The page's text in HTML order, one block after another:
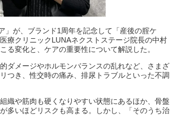
」が、ブランド1周年を記念して「産後の腟ケ
療クリニックLUNAネクストステージ院長の中村
る変化と、ケアの重要性について解説した。
ダメージやホルモンバランスの乱れなど、さまざ
つき、性交時の痛み、排尿トラブルといった不調
織や筋肉も硬くなりやすい状態にあるほか、骨盤
多いほどリスクも高まる。しかし、「そのうち治